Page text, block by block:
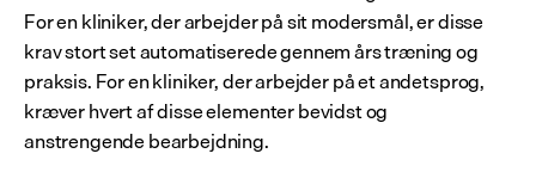
For en kliniker, der arbejder på sit modersmål, er disse
krav stort set automatiserede gennem års træning og
praksis. For en kliniker, der arbejder på et andetsprog,
kræver hvert af disse elementer bevidst og
anstrengende bearbejdning.